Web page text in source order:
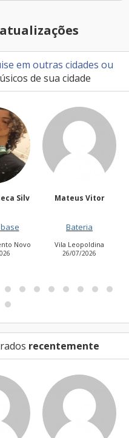
em outras cidades ou
de sua cidade
Anailuj Avlis
Vocalista - Baixo
Jardim Aurora (Zona
Leste)
recentemente